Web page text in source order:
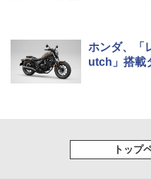
ホンダ、「
utch」搭載
トップ